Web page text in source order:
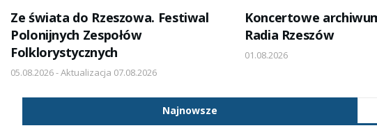
Ze świata do Rzeszowa. Festiwal
Polonijnych Zespołów
Folklorystycznych
05.08.2026 - Aktualizacja 07.08.2026
Koncertowe
Radia Rzeszów
01.08.2026
Najnowsze